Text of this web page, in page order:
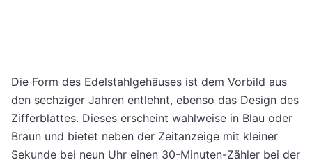
Die Form des Edelstahlgehäuses ist dem Vorbild aus
den sechziger Jahren entlehnt, ebenso das Design des
Zifferblattes. Dieses erscheint wahlweise in Blau oder
Braun und bietet neben der Zeitanzeige mit kleiner
Sekunde bei neun Uhr einen 30-Minuten-Zähler bei der